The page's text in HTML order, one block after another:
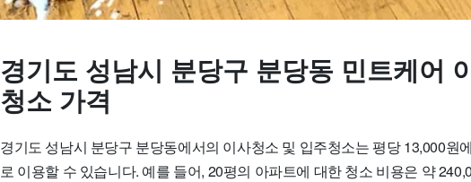
경기도 성남시 분당구 분당동 민트케어
청소 가격
경기도 성남시 분당구 분당동에서의 이사청소 및 입주청소는 평당 13,000원
로 이용할 수 있습니다. 예를 들어, 20평의 아파트에 대한 청소 비용은 약